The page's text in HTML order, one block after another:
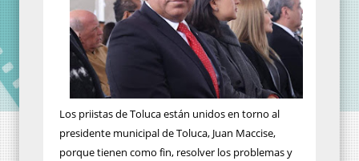
Los priistas de Toluca están unidos en torno al
presidente municipal de Toluca, Juan Maccise,
porque tienen como fin, resolver los problemas y